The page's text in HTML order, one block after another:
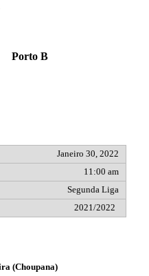
Porto B
Janeiro 30, 2022
11:00 am
Segunda Liga
2021/2022
(Choupana)